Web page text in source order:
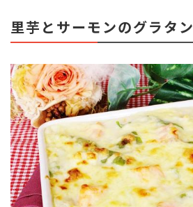
里芋とサーモンのグラタン